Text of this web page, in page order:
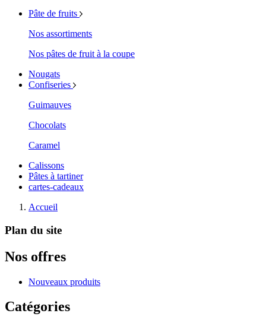
Pâte de fruits
Nos assortiments
Nos pâtes de fruit à la coupe
Nougats
Confiseries
Guimauves
Chocolats
Caramel
Calissons
Pâtes à tartiner
cartes-cadeaux
Accueil
Plan du site
Nos offres
Nouveaux produits
Catégories